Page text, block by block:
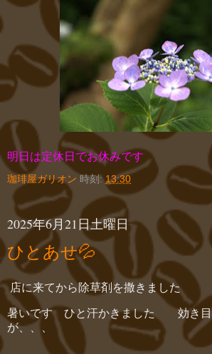
明日は定休日でお休みです
珈琲屋ガリオン 時刻:13:30
2025年6月21日土曜日
ひとあせ💦
店に来てから除草剤を撒きました
暑いです ひと汗かきました 効き目
が、、、